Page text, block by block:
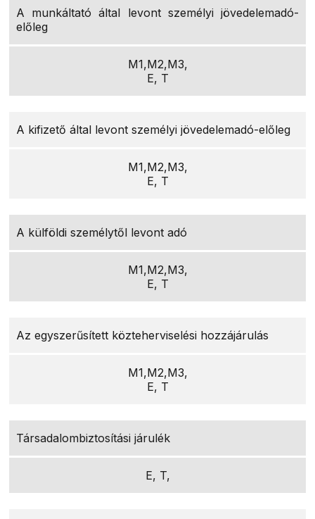
A munkáltató által levont személyi jövedelemadó-
előleg
M1,M2,M3,
E, T
A kifizető által levont személyi jövedelemadó-előleg
M1,M2,M3,
E, T
A külföldi személytől levont adó
M1,M2,M3,
E, T
Az egyszerűsített közteherviselési hozzájárulás
M1,M2,M3,
E, T
Társadalombiztosítási járulék
E, T,